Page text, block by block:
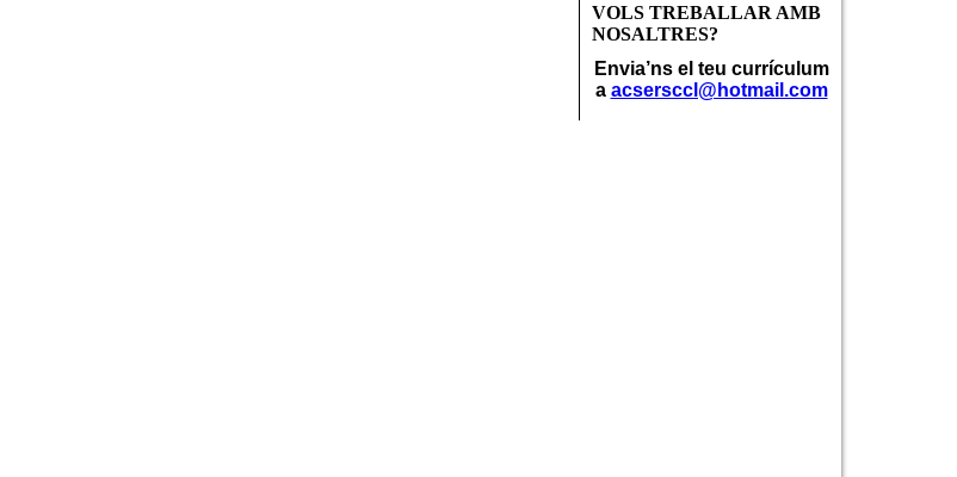
VOLS TREBALLAR AMB
NOSALTRES?
Envia’ns el teu currículum
a acsersccl@hotmail.com